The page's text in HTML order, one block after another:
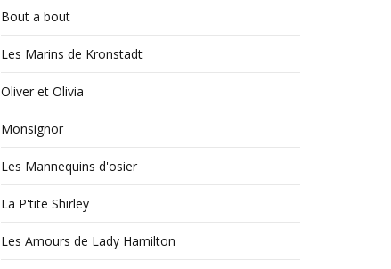
Bout a bout
Les Marins de Kronstadt
Oliver et Olivia
Monsignor
Les Mannequins d'osier
La P'tite Shirley
Les Amours de Lady Hamilton